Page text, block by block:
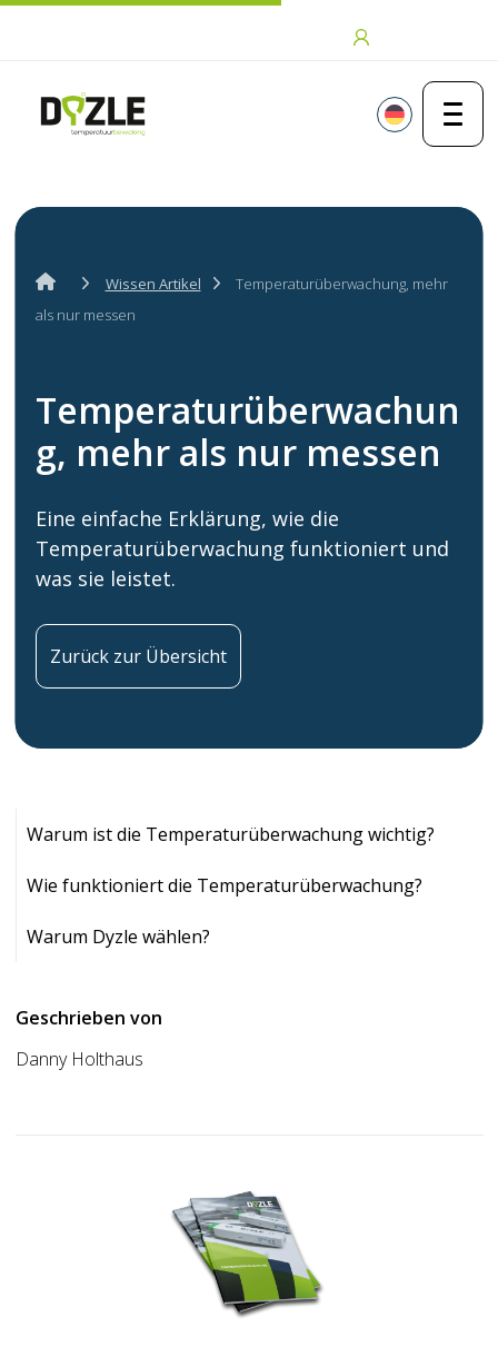
Wissen Artikel
Temperaturüberwachung, mehr
als nur messen
Temperaturüberwachun
g, mehr als nur messen
Eine einfache Erklärung, wie die
Temperaturüberwachung funktioniert und
was sie leistet.
Zurück zur Übersicht
Warum ist die Temperaturüberwachung wichtig?
Wie funktioniert die Temperaturüberwachung?
Warum Dyzle wählen?
Geschrieben von
Danny Holthaus